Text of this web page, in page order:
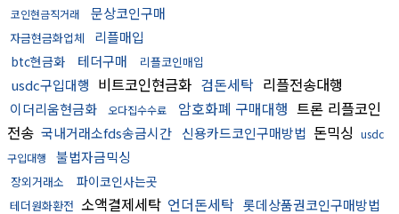
코인현금직거래 문상코인구매
자금현금화업체 리플매입
btc현금화 테더구매 리플코인매입
usdc구입대행 비트코인현금화 검돈세탁 리플전송대행
이더리움현금화 오다집수수료 암호화폐 구매대행 트론 리플코인
전송 국내거래소fds송금시간 신용카드코인구매방법 돈믹싱 usdc
구입대행
불법자금믹싱
장외거래소 파이코인사는곳
테더원화환전 소액결제세탁 언더돈세탁 롯데상품권코인구매방법